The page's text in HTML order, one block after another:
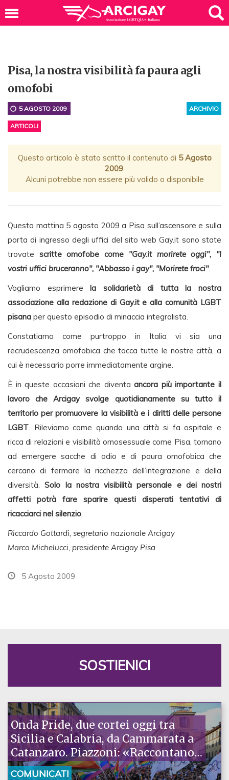
Pisa, la nostra visibilità fa paura agli
omofobi
ARCHIVIO
5 AGOSTO 2009
ARTICOLI
Questo articolo è stato scritto il contenuto di 5 Agosto
2009.
Alcuni potrebbe non essere più valido o disponibile
Questa mattina 5 agosto 2009 a Pisa sull’ascensore e sulla
porta di ingresso degli uffici del sito web Gay.it sono state
trovate scritte omofobe come "Gay.it morirete oggi", "I
vostri uffici bruceranno", "Abbasso i gay", "Morirete froci".
Vogliamo esprimerela solidarietà di tutta la nostra
associazione alla redazione di Gay.it e alla comunità LGBT
pisana per questo episodio di minaccia integralista.
Constatiamo come purtroppo in Italia vi sia una
recrudescenza omofobica che tocca tutte le nostre città, a
cui è necessario porre immediatamente argine.
È in queste occasioni che diventaancora più importante il
lavoro che Arcigay svolge quotidianamente su tutto il
territorio per promuovere la visibilità e i diritti delle persone
LGBT. Rileviamo come quando una città si fa ospitale e
ricca di relazioni e visibilità omosessuale come Pisa, tornano
ad emergere sacche di odio e di paura omofobica che
cercano di fermare la ricchezza dell’integrazione e della
diversità.Solo la nostra visibilità personale e dei nostri
affetti potrà fare sparire questi disperati tentativi di
ricacciarci nel silenzio.
Riccardo Gottardi, segretario nazionale Arcigay
Marco Michelucci, presidente Arcigay Pisa
5 Agosto 2009
SOSTIENICI
Onda Pride, due cortei oggi tra
Sicilia e Calabria, da Cammarata a
Catanzaro. Piazzoni: «Raccontano
la nostra ostinazione»
COMUNICATI